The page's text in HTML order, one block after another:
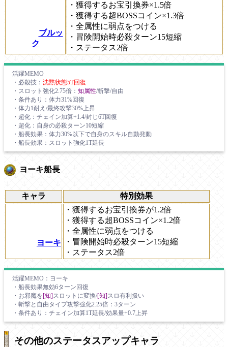
ブルッ
ク
・獲得するお宝引換券×1.5倍
・獲得する超BOSSコイン×1.3倍
・全属性に弱点をつける
・冒険開始時必殺ターン15短縮
・ステータス2倍
活躍MEMO
・必殺技： 沈黙状態5T回復
・スロット強化2.75倍： 知属性/斬撃/自由
・条件あり：体力31%回復
・体力1耐え/最終攻撃30%上昇
・超化：チェイン加算+1.4/封じ6T回復
・超化：自身の必殺ターン10短縮
・船長効果：体力30%以下で自身のスキル自動発動
・船長効果：スロット強化1T延長
ヨーキ船長
キャラ 特別効果
ヨーキ
・獲得するお宝引換券が1.2倍
・獲得する超BOSSコイン×1.2倍
・全属性に弱点をつける
・冒険開始時必殺ターン15短縮
・ステータス2倍
活躍MEMO：ヨーキ
・船長効果無効6ターン回復
・お邪魔を[知]スロットに変換/[知]スロ有利扱い
・斬撃と自由タイプ攻撃強化2.25倍：3ターン
・条件あり：チェイン加算1T延長/効果量+0.7上昇
その他のステータスアップキャラ